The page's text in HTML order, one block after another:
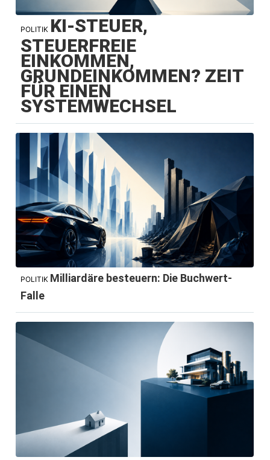
POLITIK KI-STEUER,
STEUERFREIE
EINKOMMEN,
GRUNDEINKOMMEN? ZEIT
FÜR EINEN
SYSTEMWECHSEL
POLITIK Milliardäre besteuern: Die Buchwert-
Falle